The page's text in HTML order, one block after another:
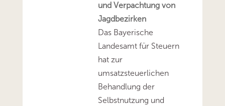
und Verpachtung von
Jagdbezirken
Das Bayerische
Landesamt für Steuern
hat zur
umsatzsteuerlichen
Behandlung der
Selbstnutzung und